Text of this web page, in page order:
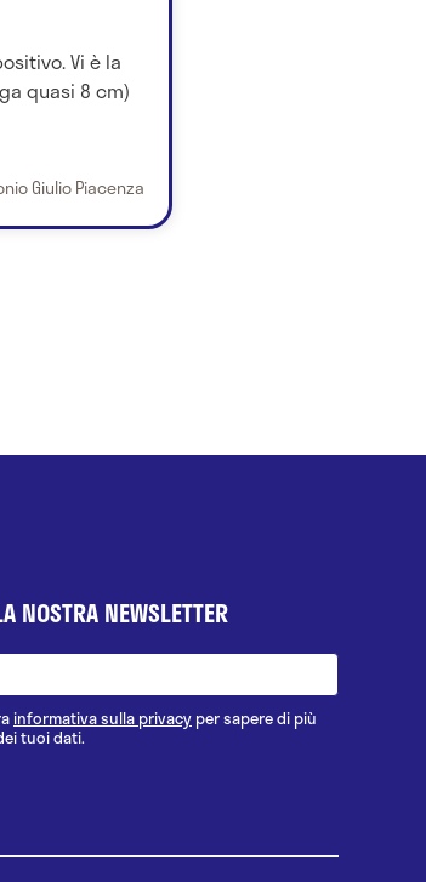
Vi è la
quasi 8 cm)
Giulio Piacenza
NOSTRA NEWSLETTER
informativa sulla privacy per sapere di più
tuoi dati.